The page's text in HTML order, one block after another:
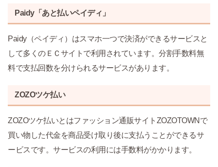
Paidy「あと払いペイディ」
Paidy（ペイディ）はスマホ一つで決済ができるサービスと
して多くのＥＣサイトで利用されています。分割手数料無
料で支払回数を分けられるサービスがあります。
ZOZOツケ払い
ZOZOツケ払いとはファッション通販サイトZOZOTOWNで
買い物した代金を商品受け取り後に支払うことができるサ
ービスです。サービスの利用には手数料がかかります。